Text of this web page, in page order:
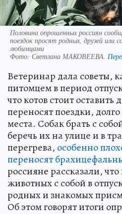
Половина опрошенных россиян
поездок просят родных, друзей или
любимцами
Фото: Светлана МАКОВЕЕВА.
Ветеринар дала советы,
питомцем в период
что котов стоит
переносят поездки,
места. Собак брать с
беречь их на улице и в
перегрева, особенно
переносят
россияне рассказали,
животных с собой в
родных и знакомых
Об этом говорят итоги